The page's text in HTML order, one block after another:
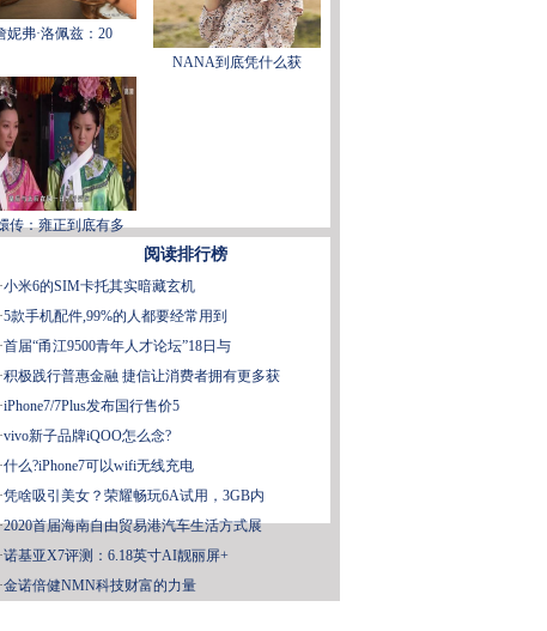
妮弗·洛佩兹：20
NANA到底凭什么获
传：雍正到底有多
阅读排行榜
·小米6的SIM卡托其实暗藏玄机
·5款手机配件,99%的人都要经常用到
·首届“甬江9500青年人才论坛”18日与
·积极践行普惠金融 捷信让消费者拥有更多获
·iPhone7/7Plus发布国行售价5
·vivo新子品牌iQOO怎么念?
·什么?iPhone7可以wifi无线充电
·凭啥吸引美女？荣耀畅玩6A试用，3GB内
·2020首届海南自由贸易港汽车生活方式展
·诺基亚X7评测：6.18英寸AI靓丽屏+
·金诺倍健NMN科技财富的力量